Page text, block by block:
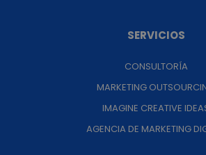
SERVICIOS
CONSULTORÍA
MARKETING
IMAGINE CREATIVE
AGENCIA DE MARKETING